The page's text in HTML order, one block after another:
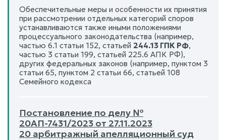
Обеспечительные меры и особенности их принятия
при рассмотрении отдельных категорий споров
устанавливаются также иными положениями
процессуального законодательства (например,
частью 6.1 статьи 152, статьей 244.13 ГПК РФ,
частью 3 статьи 199, статьей 225.6 АПК РФ),
других федеральных законов (например, пунктом 3
статьи 65, пунктом 2 статьи 66, статьей 108
Семейного кодекса
Постановление по делу №
20АП-7431/2023 от 27.11.2023
20 арбитражный апелляционный суд